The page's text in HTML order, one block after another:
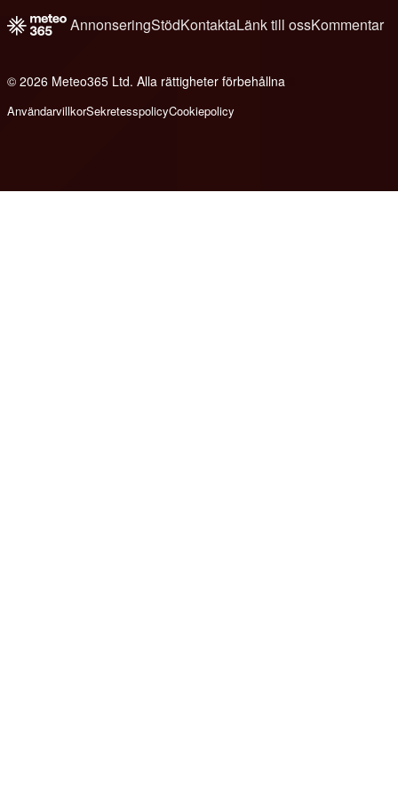
AnnonseringStödKontaktaLänk till ossKommentar
© 2026 Meteo365 Ltd. Alla rättigheter förbehållna
AnvändarvillkorSekretesspolicyCookiepolicy